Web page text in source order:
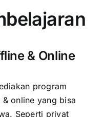
& Online
program
online yang bisa
Seperti privat